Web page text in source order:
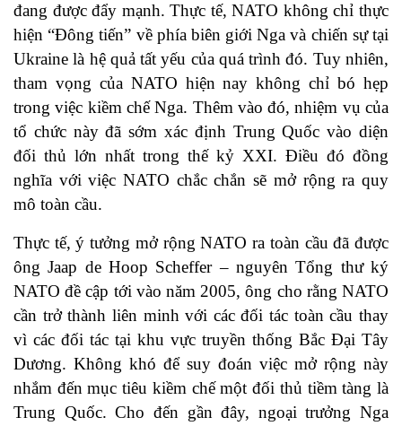
đang được đẩy mạnh. Thực tế, NATO không chỉ thực
hiện “Đông tiến” về phía biên giới Nga và chiến sự tại
Ukraine là hệ quả tất yếu của quá trình đó. Tuy nhiên,
tham vọng của NATO hiện nay không chỉ bó hẹp
trong việc kiềm chế Nga. Thêm vào đó, nhiệm vụ của
tổ chức này đã sớm xác định Trung Quốc vào diện
đối thủ lớn nhất trong thế kỷ XXI. Điều đó đồng
nghĩa với việc NATO chắc chắn sẽ mở rộng ra quy
mô toàn cầu.
Thực tế, ý tưởng mở rộng NATO ra toàn cầu đã được
ông Jaap de Hoop Scheffer – nguyên Tổng thư ký
NATO đề cập tới vào năm 2005, ông cho rằng NATO
cần trở thành liên minh với các đối tác toàn cầu thay
vì các đối tác tại khu vực truyền thống Bắc Đại Tây
Dương. Không khó để suy đoán việc mở rộng này
nhắm đến mục tiêu kiềm chế một đối thủ tiềm tàng là
Trung Quốc. Cho đến gần đây, ngoại trưởng Nga